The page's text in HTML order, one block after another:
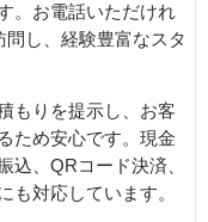
。お電話いただけれ
し、経験豊富なスタ
もりを提示し、お客
ため安心です。現金
込、QRコード決済、
も対応しています。